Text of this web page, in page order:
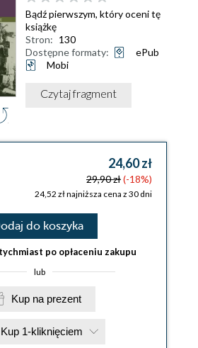
Bądź pierwszym, który oceni tę
książkę
Stron: 130
Dostępne formaty:
ePub
Mobi
Czytaj fragment
24,60 zł
29,90 zł(-18%)
24,52 zł najniższa cena z 30 dni
do koszyka
po opłaceniu zakupu
lub
Kup na prezent
Kup 1-kliknięciem